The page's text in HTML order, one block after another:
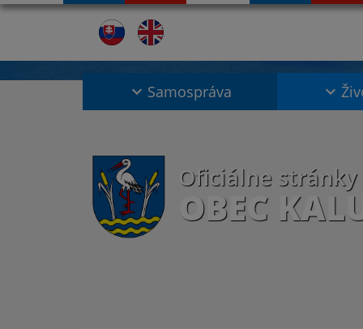
Samospráva
Oficiálne stránky
OBEC